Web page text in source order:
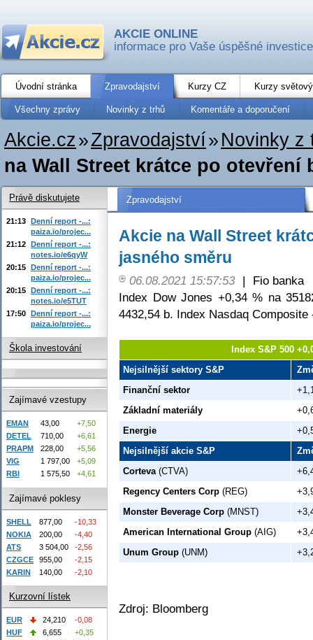
AKCIE ONLINE
informace pro Vaše úspěšné investice
Úvodní stránka Zpravodajství Kurzy CZ Kurzy
Všechny zprávy Novinky z trhů Komentáře a doporučení
Akcie.cz»Zpravodajství» Novinky z
na Wall Street krátce po otevření
Zpravodajství
Akcie na Wall Street
jasného směru
06.08.2021 15:57:53 |
Fio banka
Index Dow Jones +0,34 % na
4432,54 b. Index Nasdaq Composite
Index S&P 500
Nejsilnější sektory S&P
Finanční sektor
Základní materiály
Energie
Nejsilnější akcie S&P
Corteva(CTVA)
Regency Centers Corp (REG)
Monster Beverage Corp (MNST)
American International Group (AIG)
Unum Group (UNM)
Zdroj: Bloomberg
Právě diskutujete
21:13 Denní report -...:
paiza.io/projec...
21:12 Denní report -...:
notes.io/e6qyW
20:15 Denní report -...:
paiza.io/projec...
20:15 Denní report -...:
notes.io/e5TUT
17:50 Denní report -...:
paiza.io/projec...
Škola investování
Zajímavé vzestupy
EMAN 43,00
+7,50
DETEL
710,00
+6,61
PRAPM
228,00
+5,56
VIG
1 797,00
+5,09
RBI
1 575,50 +4,61
Zajímavé poklesy
SHELL 877,00
-10,33
NOKIA
200,00
-4,40
ATS
3 504,00
-2,56
CZGCE
955,00
-2,15
KARIN
140,00 -2,10
Kurzovní lístek
EUR 24,210
-0,08
HUF
6,655
+0,35